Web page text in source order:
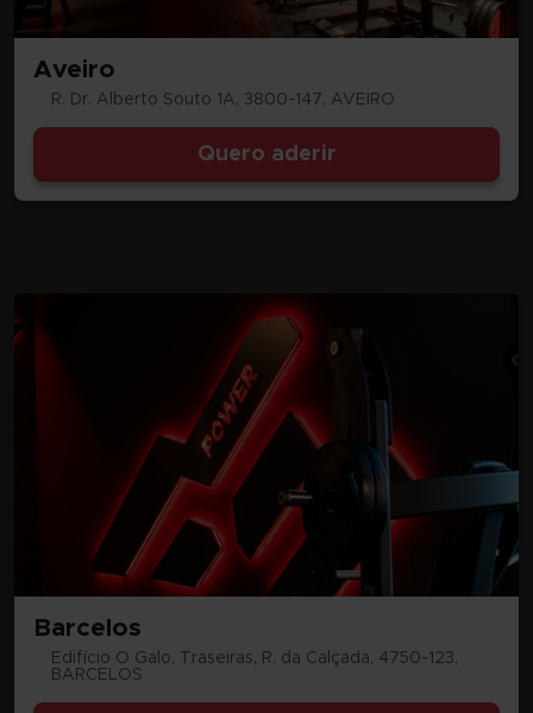
Aveiro
R. Dr. Alberto Souto 1A, 3800-147, AVEIRO
Quero aderir
Barcelos
Edifício O Galo, Traseiras, R. da Calçada, 4750-123,
BARCELOS